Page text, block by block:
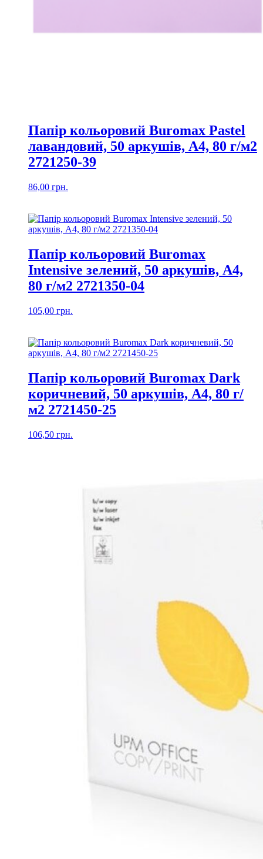
Папір кольоровий Buromax Pastel
лавандовий, 50 аркушів, А4, 80 г/м2
2721250-39
86,00 грн.
Папір кольоровий Buromax
Intensive зелений, 50 аркушів, А4,
80 г/м2 2721350-04
105,00 грн.
Папір кольоровий Buromax Dark
коричневий, 50 аркушів, А4, 80 г/
м2 2721450-25
106,50 грн.